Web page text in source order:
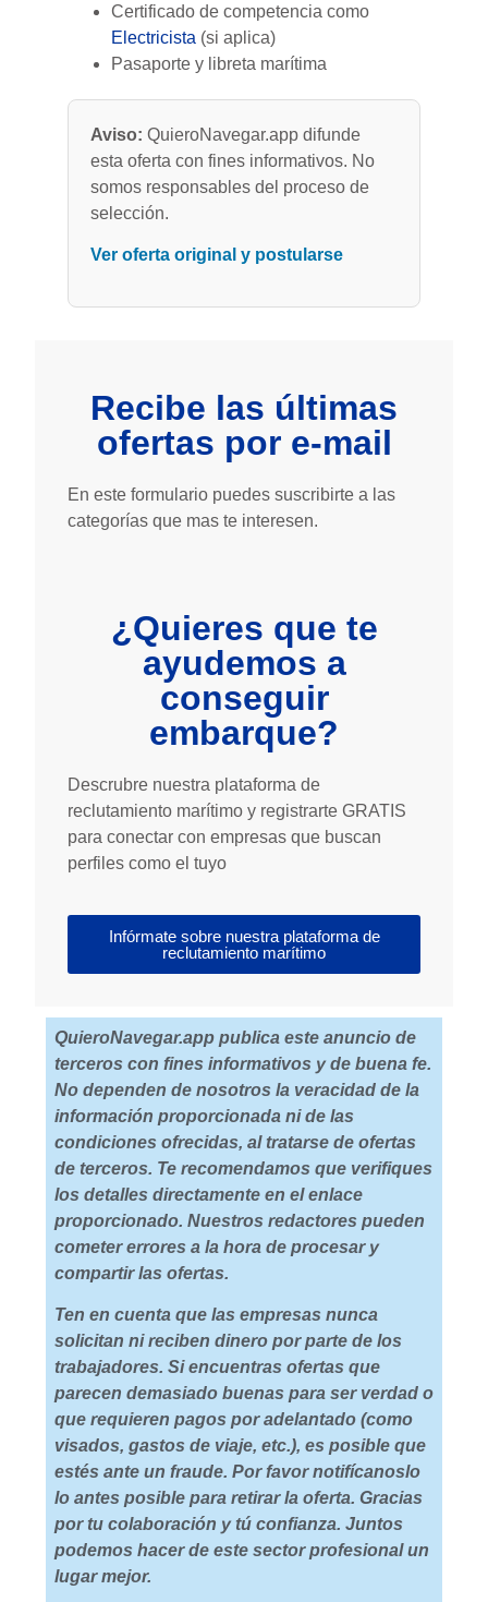
Certificado de competencia como
Electricista (si aplica)
Pasaporte y libreta marítima
Aviso: QuieroNavegar.app difunde
esta oferta con fines informativos. No
somos responsables del proceso de
selección.
Ver oferta original y postularse
Recibe las últimas
ofertas por e-mail
En este formulario puedes suscribirte a las
categorías que mas te interesen.
¿Quieres que te
ayudemos a
conseguir
embarque?
Descrubre nuestra plataforma de
reclutamiento marítimo y registrarte GRATIS
para conectar con empresas que buscan
perfiles como el tuyo
Infórmate sobre nuestra plataforma de
reclutamiento marítimo
QuieroNavegar.app publica este anuncio de
terceros con fines informativos y de buena fe.
No dependen de nosotros la veracidad de la
información proporcionada ni de las
condiciones ofrecidas, al tratarse de ofertas
de terceros. Te recomendamos que verifiques
los detalles directamente en el enlace
proporcionado. Nuestros redactores pueden
cometer errores a la hora de procesar y
compartir las ofertas.
Ten en cuenta que las empresas nunca
solicitan ni reciben dinero por parte de los
trabajadores. Si encuentras ofertas que
parecen demasiado buenas para ser verdad o
que requieren pagos por adelantado (como
visados, gastos de viaje, etc.), es posible que
estés ante un fraude. Por favor notifícanoslo
lo antes posible para retirar la oferta. Gracias
por tu colaboración y tú confianza. Juntos
podemos hacer de este sector profesional un
lugar mejor.